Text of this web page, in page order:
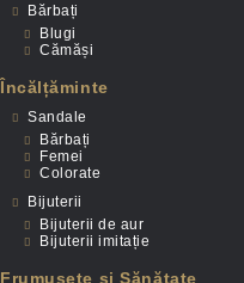
Bărbați
Blugi
Cămăși
Încălțăminte
Sandale
Bărbați
Femei
Colorate
Bijuterii
Bijuterii de aur
Bijuterii imitație
Frumusețe și Sănătate